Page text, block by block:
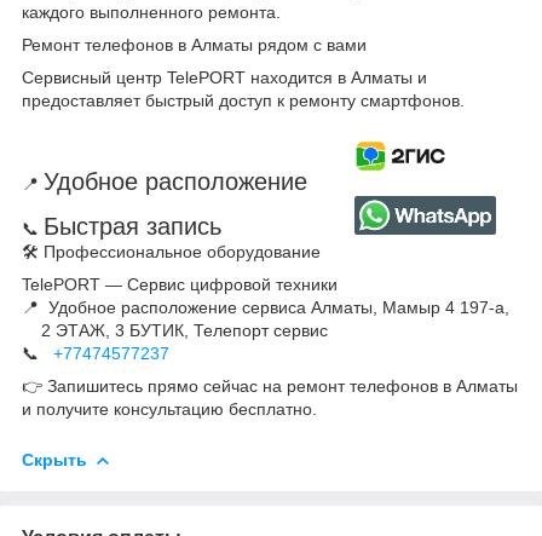
каждого выполненного ремонта.
Ремонт телефонов в Алматы рядом с вами
Сервисный центр TelePORT находится в Алматы и
предоставляет быстрый доступ к ремонту смартфонов.
📍 Удобное расположение
📞 Быстрая запись
🛠 Профессиональное оборудование
TelePORT — Сервис цифровой техники
📍 Удобное расположение сервиса Алматы, Мамыр 4 197-а,
2 ЭТАЖ, 3 БУТИК, Телепорт сервис
📞
+77474577237
👉 Запишитесь прямо сейчас на ремонт телефонов в Алматы
и получите консультацию бесплатно.
Скрыть